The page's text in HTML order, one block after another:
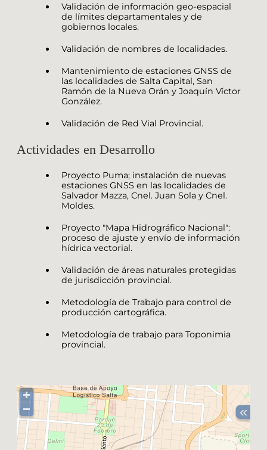
Validación de información geo-espacial
de límites departamentales y de
gobiernos locales.
Validación de nombres de localidades.
Mantenimiento de estaciones GNSS de
las localidades de Salta Capital, San
Ramón de la Nueva Orán y Joaquín Víctor
González.
Validación de Red Vial Provincial.
Actividades en Desarrollo
Proyecto Puma; instalación de nuevas
estaciones GNSS en las localidades de
Salvador Mazza, Cnel. Juan Sola y Cnel.
Moldes.
Proyecto "Mapa Hidrográfico Nacional":
proceso de ajuste y envío de información
hídrica vectorial.
Validación de áreas naturales protegidas
de jurisdicción provincial.
Metodología de Trabajo para control de
producción cartográfica.
Metodología de trabajo para Toponimia
provincial.
«